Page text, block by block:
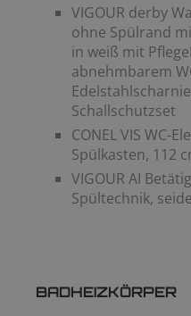
VIGOUR derby
ohne Spülrand
in weiß mit
abnehmbarem
Schallschutzset
CONEL VIS WC-
Spülkasten, 112
VIGOUR AI
Spültechnik,
BADHEIZKÖRPER